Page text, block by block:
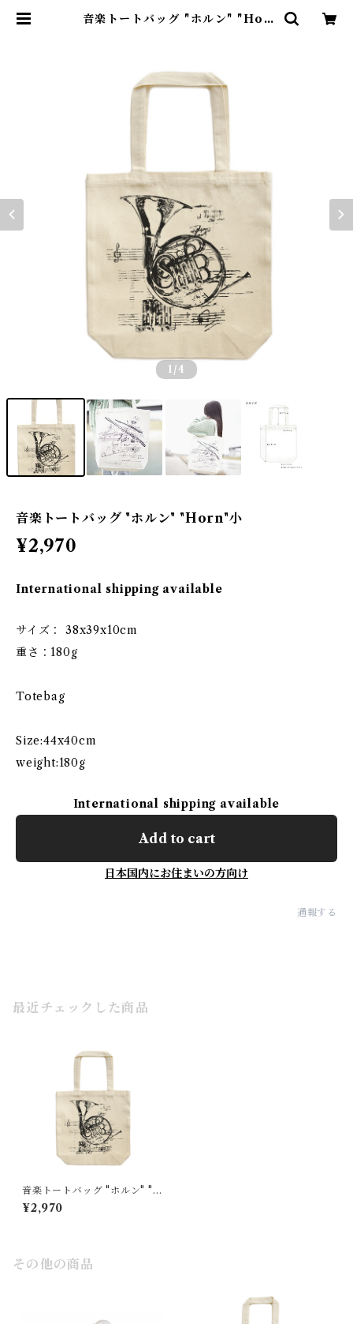
音楽トートバッグ "ホルン" "Hor
1 /4
音楽トートバッグ "ホルン" "Horn"小
¥2,970
International shipping available
サイズ： 38x39x10cm
重さ：180g
Totebag
Size:44x40cm
weight:180g
International shipping available
Add to cart
日本国内にお住まいの方向け
通報する
最近チェックした商品
音楽トートバッグ "ホルン" "H
orn"小
¥2,970
その他の商品